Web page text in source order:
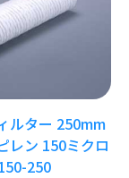
ルター 250mm
レン 150ミクロ
250